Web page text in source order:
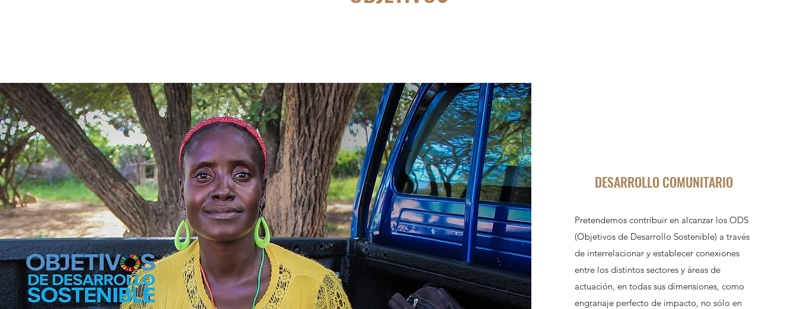
DESARROLLO COMUNITARIO
Pretendemos contribuir en alcanzar los ODS
(Objetivos de Desarrollo Sostenible) a través
de interrelacionar y establecer conexiones
entre los distintos sectores y áreas de
actuación, en todas sus dimensiones, como
engranaje perfecto de impacto, no sólo en